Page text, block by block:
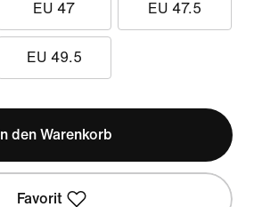
EU 47 EU 47.5
EU 49.5
In den Warenkorb
Favorit